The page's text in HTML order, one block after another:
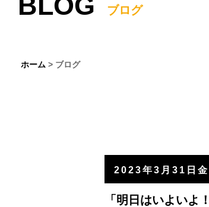
ブログ
ホーム > ブログ
2023年3月31日金
「明日はいよい